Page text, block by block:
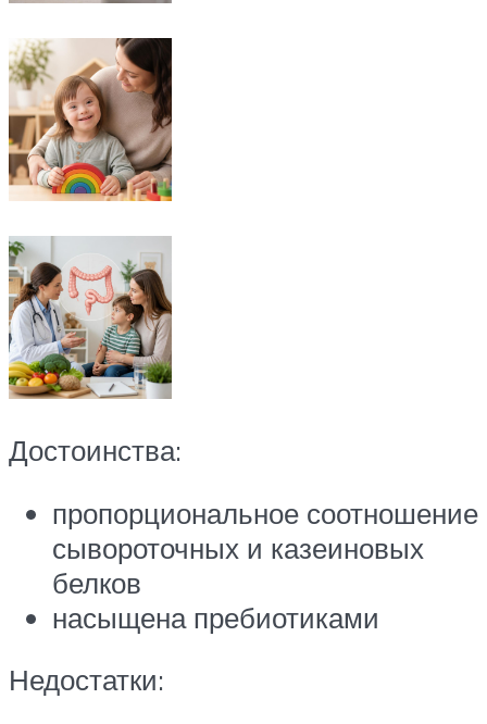
Достоинства:
пропорциональное соотношение
сывороточных и казеиновых
белков
насыщена пребиотиками
Недостатки: